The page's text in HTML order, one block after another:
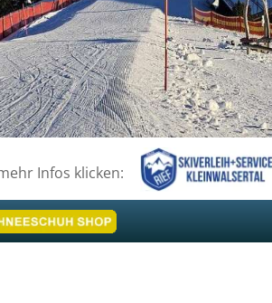
Infos klicken: